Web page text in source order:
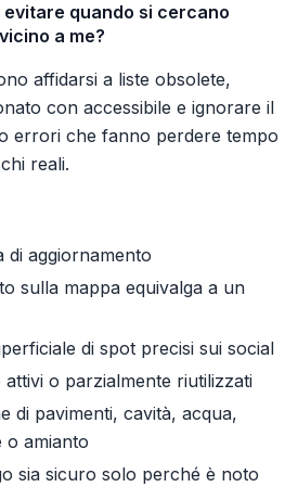
quando si cercano
a me?
affidarsi a liste obsolete,
con accessibile e ignorare il
errori che fanno perdere tempo
reali.
di aggiornamento
sulla mappa equivalga a un
di spot precisi sui social
o parzialmente riutilizzati
di pavimenti, cavità, acqua,
o amianto
sia sicuro solo perché è noto